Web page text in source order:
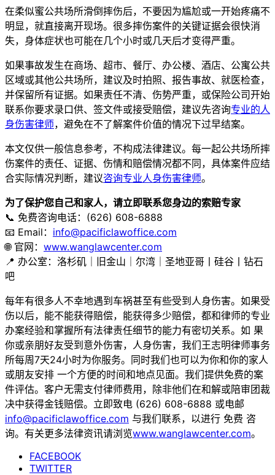
在柔似蜜公共场所滑倒摔伤后，不要因为尴尬或一开始疼痛不
明显，就直接离开现场。很多摔伤案件的关键证据会很快消
失，身体症状也可能在几个小时或几天后才变得严重。
如果事故发生在商场、超市、餐厅、办公楼、酒店、公寓公共
区域或其他公共场所，建议及时拍照、报告事故、就医检查，
并保留所有证据。如果责任不清、伤势严重，或保险公司开始
联系你要求录口供、签文件或接受赔偿，建议先咨询专业的人
身伤害律师，避免在不了解案件价值的情况下过早结案。
本文仅供一般信息参考，不构成法律建议。每一起公共场所摔
伤案件的责任、证据、伤情和赔偿情况都不同，具体案件应结
合实际情况判断，建议咨询专业人身伤害律师。
为了保护您自己和家人，请立即联系您身边的索赔专家
📞 免费咨询电话：(626) 608-6888
📧 Email： info@pacificlawoffice.com
🌐 官网： www.wanglawcenter.com
📍 办公室：洛杉矶｜旧金山｜尔湾｜圣地亚哥丨硅谷丨钻石
吧
每年有很多人不幸地遇到车祸甚至有些受到人身伤害。如果受
伤以后，能不能获得赔偿，能获得多少赔偿，都和律师的专业
办案经验和掌握所有法律责任细节的能力有密切关系。如 果
你或亲朋好友受到意外伤害，人身伤害，我们王志明律师事务
所每周7天24小时为你服务。同时我们也可以为你和你的家人
或朋友安排 一个方便的时间和地点见面。我们提供免费的案
件评估。客户无需支付律师费用，除非他们在和解或陪审团裁
决中获得金钱赔偿。立即致电 (626) 608-6888 或电邮
info@pacificlawoffice.com 与我们联系，以进行 免费 咨
询。有关更多法律资讯请浏览www.wanglawcenter.com。
FACEBOOK
TWITTER